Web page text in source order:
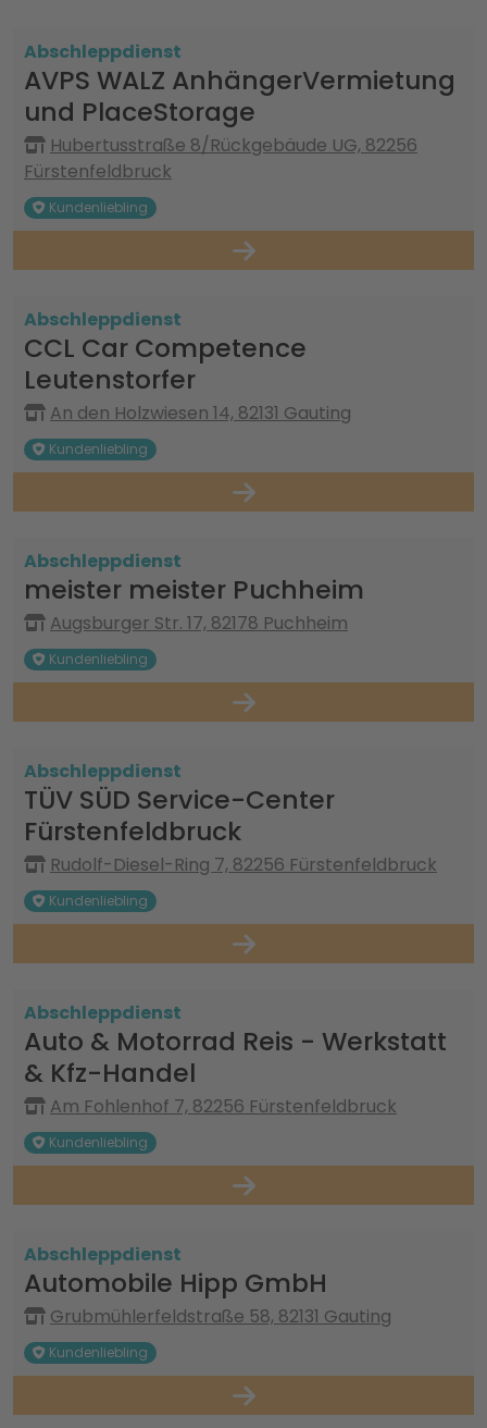
Abschleppdienst
AVPS WALZ AnhängerVermietung
und PlaceStorage
Hubertusstraße 8/Rückgebäude UG, 82256
Fürstenfeldbruck
Kundenliebling
Abschleppdienst
CCL Car Competence
Leutenstorfer
An den Holzwiesen 14, 82131 Gauting
Kundenliebling
Abschleppdienst
meister meister Puchheim
Augsburger Str. 17, 82178 Puchheim
Kundenliebling
Abschleppdienst
TÜV SÜD Service-Center
Fürstenfeldbruck
Rudolf-Diesel-Ring 7, 82256 Fürstenfeldbruck
Kundenliebling
Abschleppdienst
Auto & Motorrad Reis - Werkstatt
& Kfz-Handel
Am Fohlenhof 7, 82256 Fürstenfeldbruck
Kundenliebling
Abschleppdienst
Automobile Hipp GmbH
Grubmühlerfeldstraße 58, 82131 Gauting
Kundenliebling